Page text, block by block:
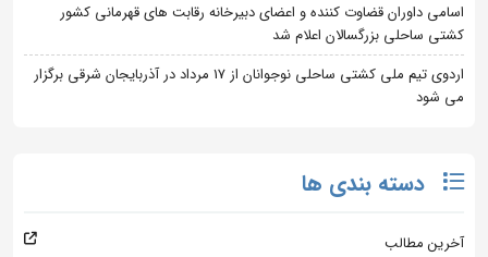
اسامی داوران قضاوت کننده و اعضای دبیرخانه رقابت های قهرمانی کشور
کشتی ساحلی بزرگسالان اعلام شد
اردوی تیم ملی کشتی ساحلی نوجوانان از 17 مرداد در آذربایجان شرقی برگزار
می شود
دسته بندی ها
آخرین مطالب